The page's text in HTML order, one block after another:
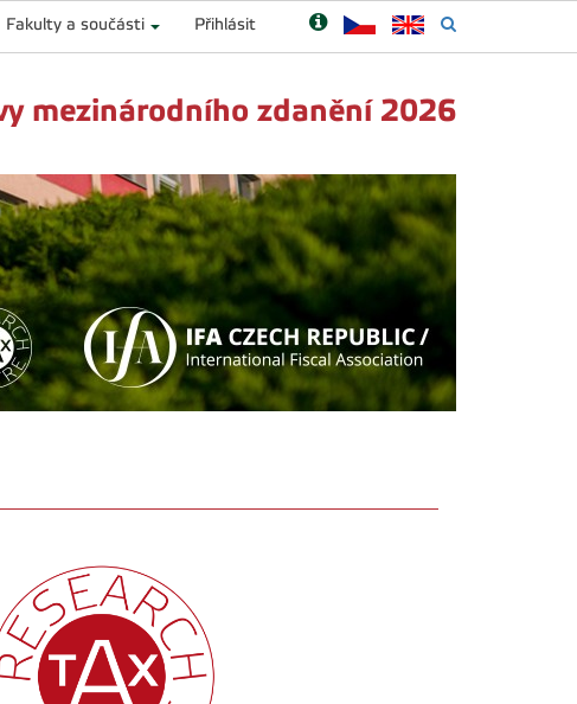
Fakulty a součásti Přihlásit
mezinárodního zdanění 2026